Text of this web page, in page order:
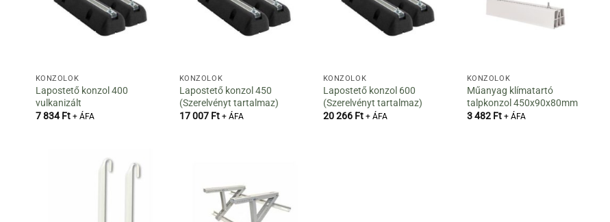
KONZOLOK
Lapostető konzol 400
vulkanizált
7 834Ft + ÁFA
KONZOLOK
Lapostető konzol 450
(Szerelvényt tartalmaz)
17 007 Ft + ÁFA
KONZOLOK
Lapostető konzol 600
(Szerelvényt tartalmaz)
20 266 Ft + ÁFA
KONZOLOK
Műanyag klímatartó
talpkonzol 450x90x80mm
3 482 Ft + ÁFA